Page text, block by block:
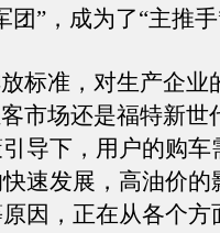
团”，成为了“主推
准，对生产企业
市场还是福特新世
导下，用户的购车
速发展，高油价
因，正在从各个方